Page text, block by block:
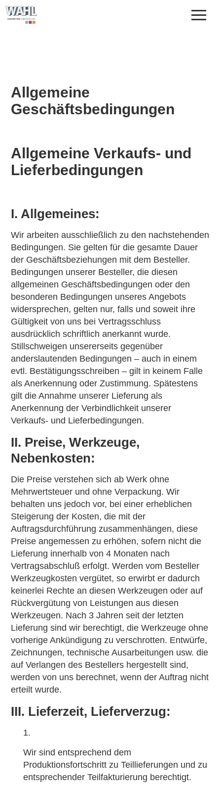
Allgemeine
Geschäftsbedingungen
Allgemeine Verkaufs- und
Lieferbedingungen
I. Allgemeines:
Wir arbeiten ausschließlich zu den nachstehenden
Bedingungen. Sie gelten für die gesamte Dauer
der Geschäftsbeziehungen mit dem Besteller.
Bedingungen unserer Besteller, die diesen
allgemeinen Geschäftsbedingungen oder den
besonderen Bedingungen unseres Angebots
widersprechen, gelten nur, falls und soweit ihre
Gültigkeit von uns bei Vertragsschluss
ausdrücklich schriftlich anerkannt wurde.
Stillschweigen unsererseits gegenüber
anderslautenden Bedingungen – auch in einem
evtl. Bestätigungsschreiben – gilt in keinem Falle
als Anerkennung oder Zustimmung. Spätestens
gilt die Annahme unserer Lieferung als
Anerkennung der Verbindlichkeit unserer
Verkaufs- und Lieferbedingungen.
II. Preise, Werkzeuge,
Nebenkosten:
Die Preise verstehen sich ab Werk ohne
Mehrwertsteuer und ohne Verpackung. Wir
behalten uns jedoch vor, bei einer erheblichen
Steigerung der Kosten, die mit der
Auftragsdurchführung zusammenhängen, diese
Preise angemessen zu erhöhen, sofern nicht die
Lieferung innerhalb von 4 Monaten nach
Vertragsabschluß erfolgt. Werden vom Besteller
Werkzeugkosten vergütet, so erwirbt er dadurch
keinerlei Rechte an diesen Werkzeugen oder auf
Rückvergütung von Leistungen aus diesen
Werkzeugen. Nach 3 Jahren seit der letzten
Lieferung sind wir berechtigt, die Werkzeuge ohne
vorherige Ankündigung zu verschrotten. Entwürfe,
Zeichnungen, technische Ausarbeitungen usw. die
auf Verlangen des Bestellers hergestellt sind,
werden von uns berechnet, wenn der Auftrag nicht
erteilt wurde.
III. Lieferzeit, Lieferverzug:
Wir sind entsprechend dem
Produktionsfortschritt zu Teillieferungen und zu
entsprechender Teilfakturierung berechtigt.